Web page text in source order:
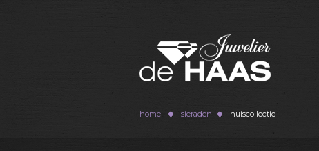
home sieraden huiscollectie